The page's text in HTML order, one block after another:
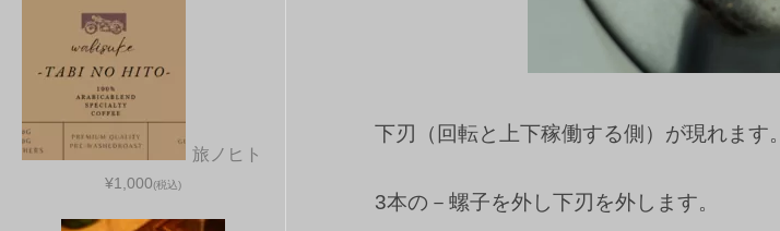
下刃（回転と上下稼働する側）が現れます。
3本の－螺子を外し下刃を外します。
旅ノヒト
¥1,000(税込)